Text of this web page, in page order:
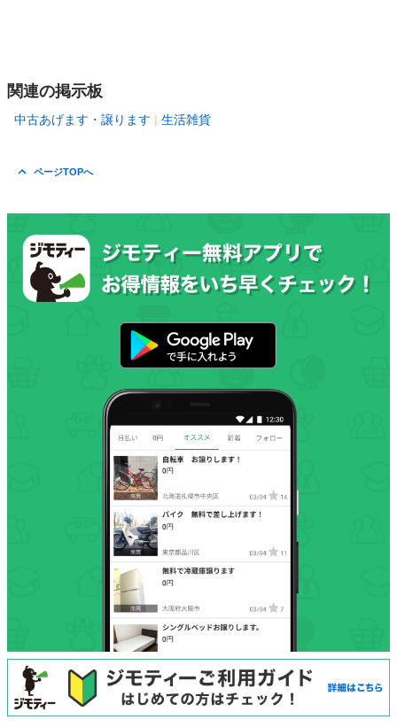
関連の掲示板
中古あげます・譲ります 生活雑貨
ページTOPへ